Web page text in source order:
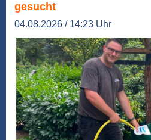
gesucht
04.08.2026 / 14:23 Uhr